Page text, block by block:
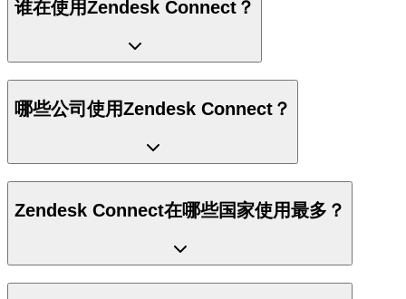
谁在使用Zendesk Connect？
哪些公司使用Zendesk Connect？
Zendesk Connect在哪些国家使用最多？